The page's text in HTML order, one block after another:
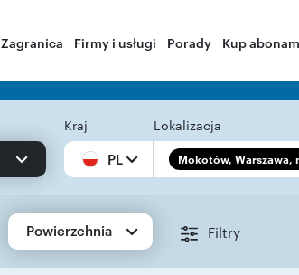
Zagranica Firmy i usługi Porady Kup
Kraj
PL
Lokalizacja
Mokotów, Warszawa,
Powierzchnia Filtry